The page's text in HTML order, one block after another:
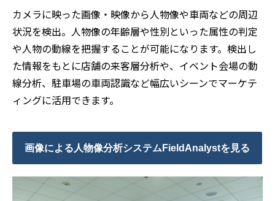
カメラに映った画像・映像から人物像や車両などの周辺
状況を検出。人物像の年齢層や性別といった属性の判定
や人物の動線を把握することが可能になります。検出し
た情報をもとに店舗の来客層分析や、イベント会場の動
線分析、駐車場の車両認識など幅広いシーンでマーケテ
ィングに活用できます。
画像による人物像分析システムFieldAnalystを見る